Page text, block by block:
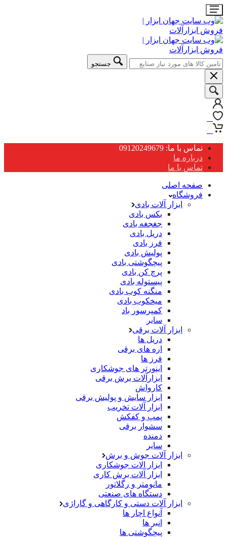
جستجو
تماس با ما: 09120249679
درباره ما
تماس با ما
صفحه اصلی
فروشگاه
ابزار آلات بادی
بکس بادی
جغجغه بادی
دریل بادی
فرز بادی
پولیش بادی
پیچگوشتی بادی
پرچ کن بادی
پیستوله بادی
منگنه کوب بادی
میخکوب بادی
کمپرسور باد
سایر
ابزار آلات برقی
دریل ها
اره های برقی
فرز ها
اینورتر های جوشکاری
ابزارآلات برش برقی
کارواش
ابزار سایش و پولیش برقی
ابزار آلات تخریب
پمپ و کفکش
سشوار برقی
دمنده
سایر
ابزار آلات جوش و برش
ابزار الات جوشکاری
ابزار آلات برش کاری
مانومتر و رگلاتور
دستگاه های صنعتی
ابزار آلات دستی و کارگاهی و گاراژی
آنواع اچار ها
انبر ها
پیچگوشتی ها